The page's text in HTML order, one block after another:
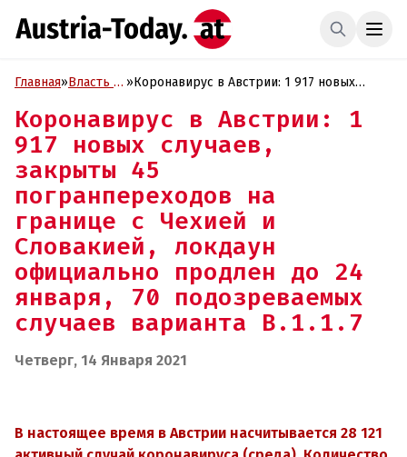
Главная»Власть и »Коронавирус в Австрии: 1 917 новых
границе с Чехией и Словакией, локдаун
официально продлен до 24 января, 70
подозреваемых случаев варианта B.1.1.7
Коронавирус в Австрии: 1
917 новых случаев,
закрыты 45
погранпереходов на
границе с Чехией и
Словакией, локдаун
официально продлен до 24
января, 70 подозреваемых
случаев варианта B.1.1.7
Четверг, 14 Января 2021
В настоящее время в Австрии насчитывается 28 121